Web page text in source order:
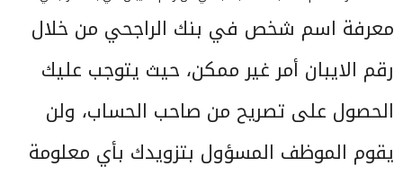
معرفة اسم شخص في بنك الراجحي من خلال
رقم الايبان أمر غير ممكن، حيث يتوجب عليك
الحصول على تصريح من صاحب الحساب، ولن
يقوم الموظف المسؤول بتزويدك بأي معلومة